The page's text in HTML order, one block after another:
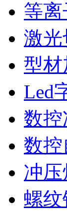
等
激
型
Led
数
数
冲压
螺